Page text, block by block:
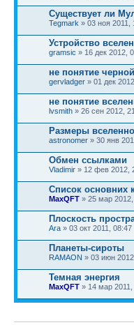
Существует ли
Tegmark » 03 ноя 2011,
Устройство
gramsic » 16 дек 2012,
не понятие
gervladger » 01 дек
не понятие
lvsmith » 26 сен 2012,
Размеры
astronomer » 30 янв
Обмен ссылками
Vladimir » 12 фев 2012,
Список основних
MaxQFT » 25 мар
Плоскость
Ara » 03 окт 2011, 08:47
Планеты-сироты
RAMAON » 03 июн
Темная энергия
MaxQFT » 14 мар 2011,